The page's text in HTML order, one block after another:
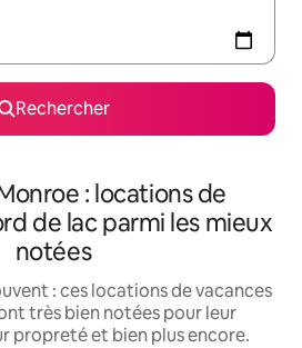
Rechercher
: locations de
de lac parmi les mieux
notées
: ces locations de vacances
très bien notées pour leur
propreté et bien plus encore.